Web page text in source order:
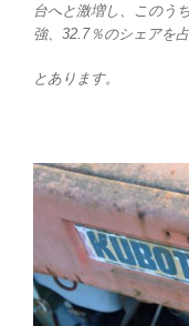
台へと激増し、このう
強、32.7％のシェアを
とあります。